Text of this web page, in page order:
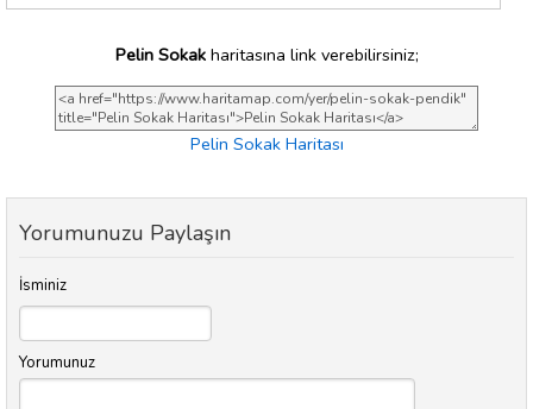
Pelin Sokakharitasına link verebilirsiniz;
Pelin Sokak Haritası
Yorumunuzu Paylaşın
İsminiz
Yorumunuz